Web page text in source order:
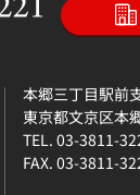
本郷三丁目駅前
東京都文京区本
TEL. 03-3811-
FAX. 03-3811-